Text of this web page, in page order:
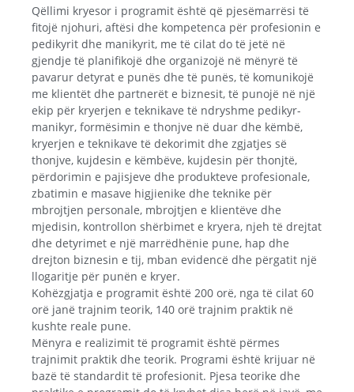
Qëllimi kryesor i programit është që pjesëmarrësi të
fitojë njohuri, aftësi dhe kompetenca për profesionin e
pedikyrit dhe manikyrit, me të cilat do të jetë në
gjendje të planifikojë dhe organizojë në mënyrë të
pavarur detyrat e punës dhe të punës, të komunikojë
me klientët dhe partnerët e biznesit, të punojë në një
ekip për kryerjen e teknikave të ndryshme pedikyr-
manikyr, formësimin e thonjve në duar dhe këmbë,
kryerjen e teknikave të dekorimit dhe zgjatjes së
thonjve, kujdesin e këmbëve, kujdesin për thonjtë,
përdorimin e pajisjeve dhe produkteve profesionale,
zbatimin e masave higjienike dhe teknike për
mbrojtjen personale, mbrojtjen e klientëve dhe
mjedisin, kontrollon shërbimet e kryera, njeh të drejtat
dhe detyrimet e një marrëdhënie pune, hap dhe
drejton biznesin e tij, mban evidencë dhe përgatit një
llogaritje për punën e kryer.
Kohëzgjatja e programit është 200 orë, nga të cilat 60
orë janë trajnim teorik, 140 orë trajnim praktik në
kushte reale pune.
Mënyra e realizimit të programit është përmes
trajnimit praktik dhe teorik. Programi është krijuar në
bazë të standardit të profesionit. Pjesa teorike dhe